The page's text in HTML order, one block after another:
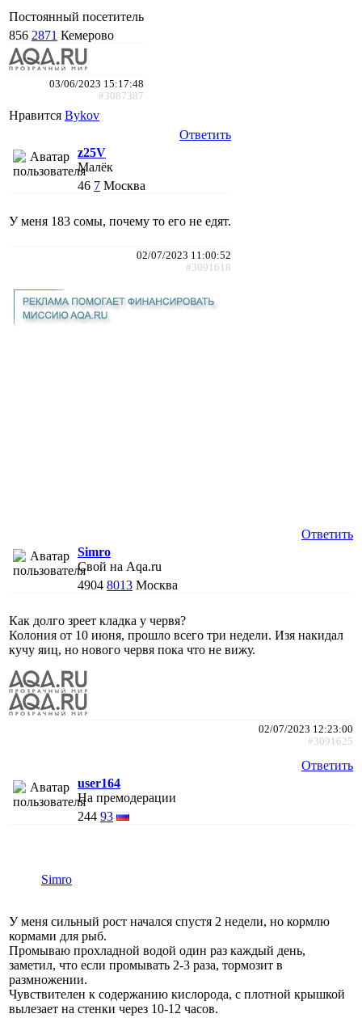
Постоянный посетитель
856 2871 Кемерово
03/06/2023 15:17:48
#3087387
Нравится Bykov
Ответить
z25V
Малёк
46 7 Москва
У меня 183 сомы, почему то его не едят.
02/07/2023 11:00:52
#3091618
Ответить
Simro
Свой на Aqa.ru
4904 8013 Москва
Как долго зреет кладка у червя?
Колония от 10 июня, прошло всего три недели. Изя накидал
кучу яиц, но нового червя пока что не вижу.
02/07/2023 12:23:00
#3091625
Ответить
user164
На премодерации
244 93
Simro
У меня сильный рост начался спустя 2 недели, но кормлю
кормами для рыб.
Промываю прохладной водой один раз каждый день,
заметил, что если промывать 2-3 раза, тормозит в
размножении.
Чувствителен к содержанию кислорода, с плотной крышкой
вылезает на стенки через 10-12 часов.